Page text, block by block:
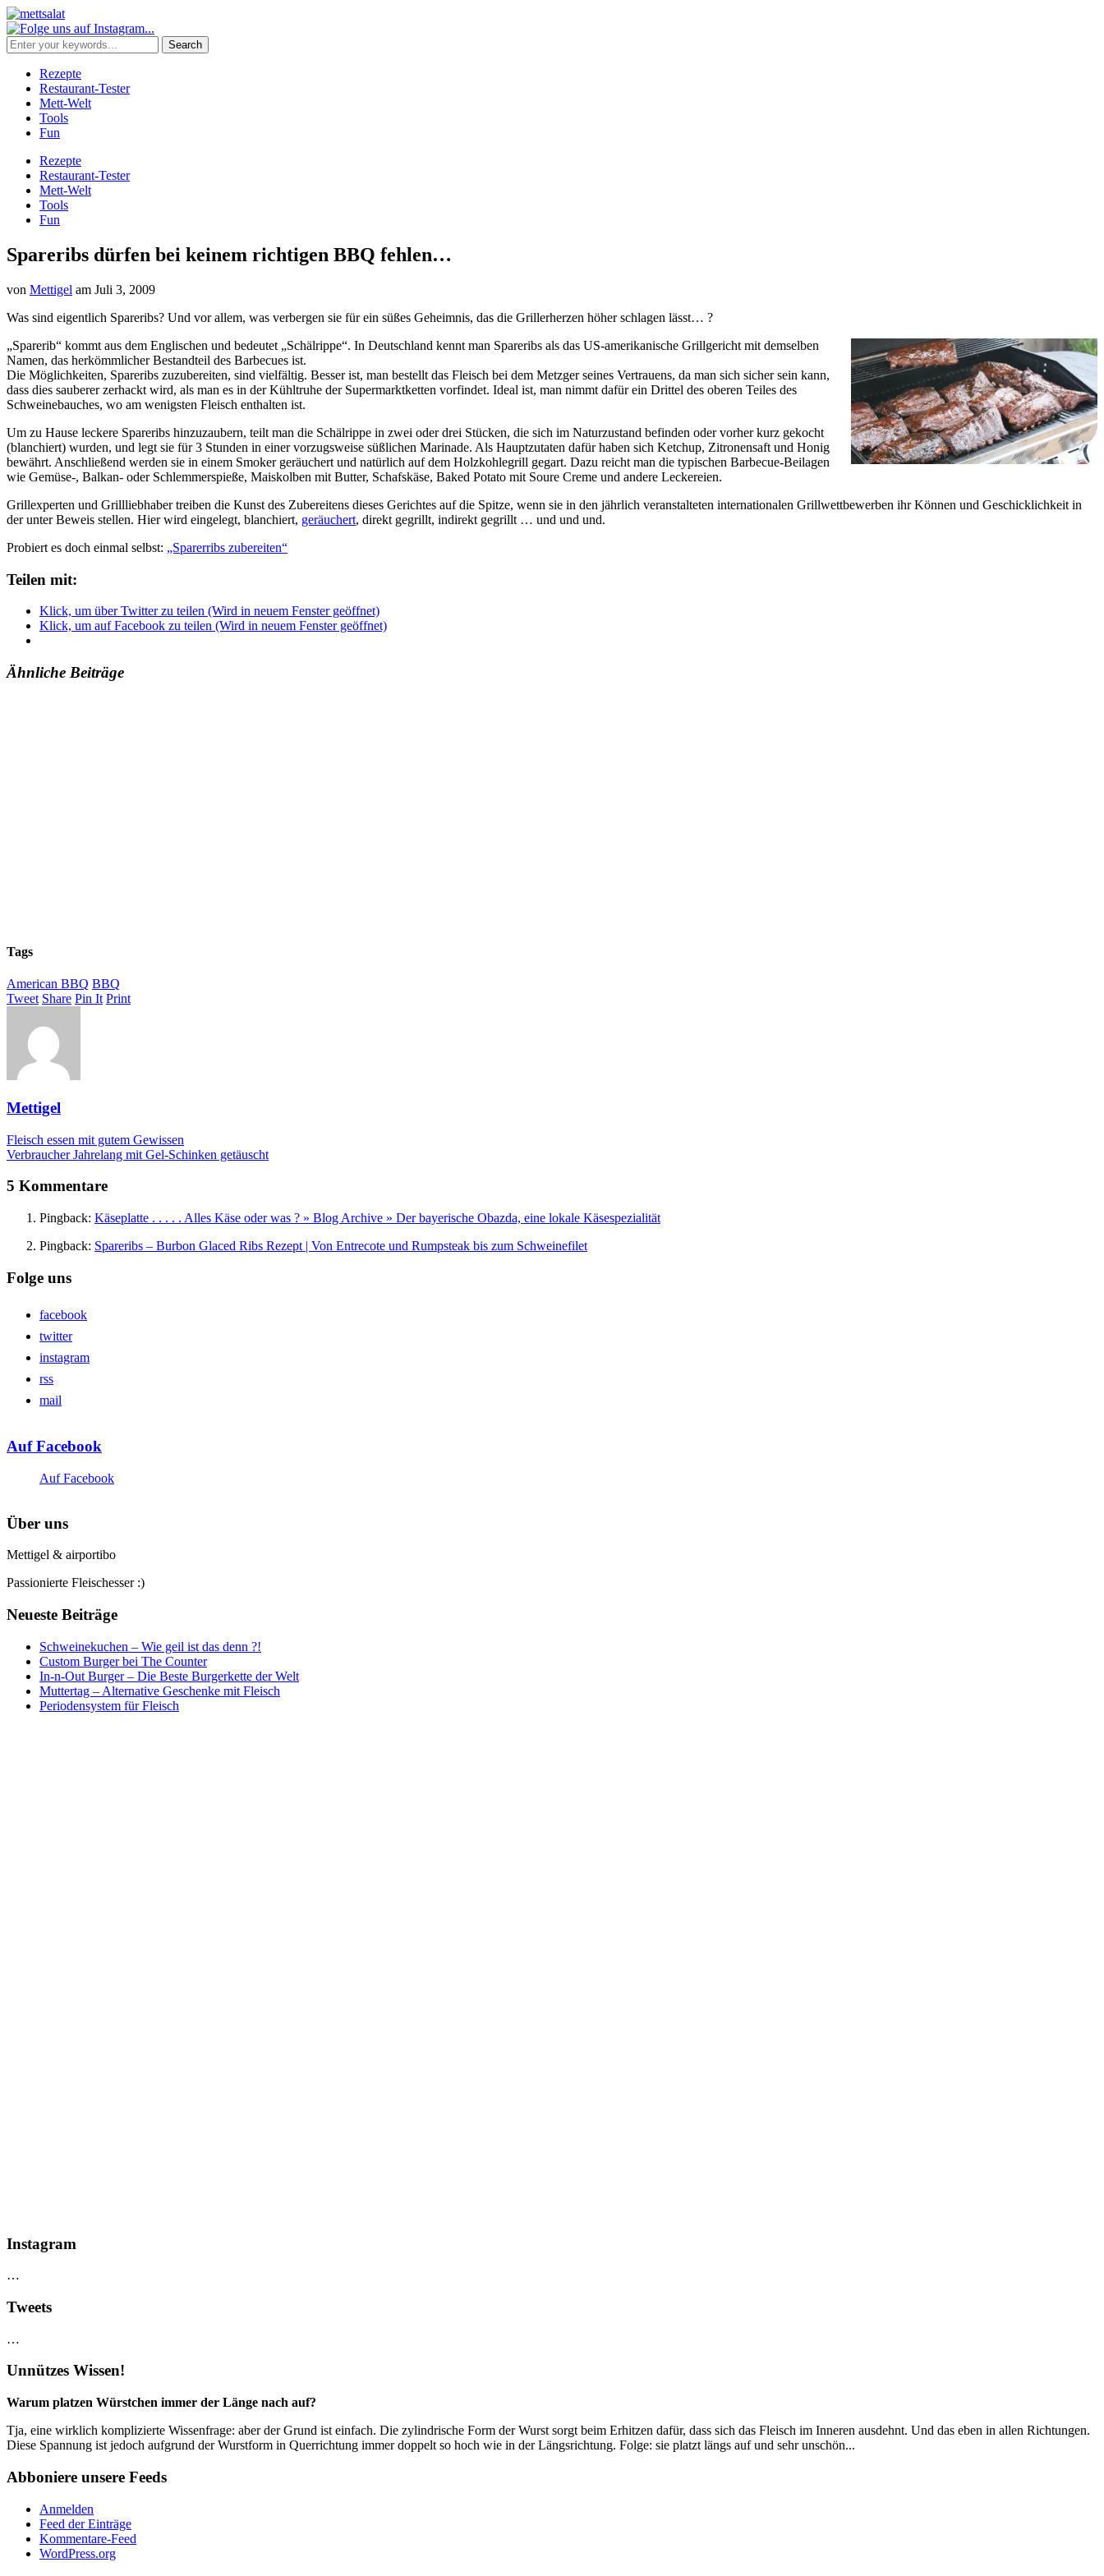
Rezepte
Restaurant-Tester
Mett-Welt
Tools
Fun
Rezepte
Restaurant-Tester
Mett-Welt
Tools
Fun
Spareribs dürfen bei keinem richtigen BBQ fehlen…
von Mettigel am Juli 3, 2009
Was sind eigentlich Spareribs? Und vor allem, was verbergen sie für ein süßes Geheimnis, das die Grillerherzen höher schlagen lässt… ?
„Sparerib“ kommt aus dem Englischen und bedeutet „Schälrippe“. In Deutschland kennt man Spareribs als das US-amerikanische Grillgericht mit demselben
Namen, das herkömmlicher Bestandteil des Barbecues ist.
Die Möglichkeiten, Spareribs zuzubereiten, sind vielfältig. Besser ist, man bestellt das Fleisch bei dem Metzger seines Vertrauens, da man sich sicher sein kann,
dass dies sauberer zerhackt wird, als man es in der Kühltruhe der Supermarktketten vorfindet. Ideal ist, man nimmt dafür ein Drittel des oberen Teiles des
Schweinebauches, wo am wenigsten Fleisch enthalten ist.
Um zu Hause leckere Spareribs hinzuzaubern, teilt man die Schälrippe in zwei oder drei Stücken, die sich im Naturzustand befinden oder vorher kurz gekocht
(blanchiert) wurden, und legt sie für 3 Stunden in einer vorzugsweise süßlichen Marinade. Als Hauptzutaten dafür haben sich Ketchup, Zitronensaft und Honig
bewährt. Anschließend werden sie in einem Smoker geräuchert und natürlich auf dem Holzkohlegrill gegart. Dazu reicht man die typischen Barbecue-Beilagen
wie Gemüse-, Balkan- oder Schlemmerspieße, Maiskolben mit Butter, Schafskäse, Baked Potato mit Soure Creme und andere Leckereien.
Grillexperten und Grillliebhaber treiben die Kunst des Zubereitens dieses Gerichtes auf die Spitze, wenn sie in den jährlich veranstalteten internationalen Grillwettbewerben ihr Können und Geschicklichkeit in
der unter Beweis stellen. Hier wird eingelegt, blanchiert, geräuchert, direkt gegrillt, indirekt gegrillt … und und und.
Probiert es doch einmal selbst: „Sparerribs zubereiten“
Teilen mit:
Klick, um über Twitter zu teilen (Wird in neuem Fenster geöffnet)
Klick, um auf Facebook zu teilen (Wird in neuem Fenster geöffnet)
Ähnliche Beiträge
Tags
American BBQ BBQ
Tweet Share Pin It Print
Mettigel
Fleisch essen mit gutem Gewissen
Verbraucher Jahrelang mit Gel-Schinken getäuscht
5 Kommentare
Pingback: Käseplatte . . . . . Alles Käse oder was ? » Blog Archive » Der bayerische Obazda, eine lokale Käsespezialität
Pingback: Spareribs – Burbon Glaced Ribs Rezept | Von Entrecote und Rumpsteak bis zum Schweinefilet
Folge uns
facebook
twitter
instagram
rss
mail
Auf Facebook
Auf Facebook
Über uns
Mettigel & airportibo
Passionierte Fleischesser :)
Neueste Beiträge
Schweinekuchen – Wie geil ist das denn ?!
Custom Burger bei The Counter
In-n-Out Burger – Die Beste Burgerkette der Welt
Muttertag – Alternative Geschenke mit Fleisch
Periodensystem für Fleisch
Instagram
…
Tweets
…
Unnützes Wissen!
Warum platzen Würstchen immer der Länge nach auf?
Tja, eine wirklich komplizierte Wissenfrage: aber der Grund ist einfach. Die zylindrische Form der Wurst sorgt beim Erhitzen dafür, dass sich das Fleisch im Inneren ausdehnt. Und das eben in allen Richtungen.
Diese Spannung ist jedoch aufgrund der Wurstform in Querrichtung immer doppelt so hoch wie in der Längsrichtung. Folge: sie platzt längs auf und sehr unschön...
Abboniere unsere Feeds
Anmelden
Feed der Einträge
Kommentare-Feed
WordPress.org